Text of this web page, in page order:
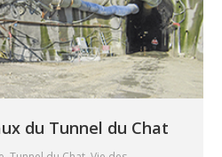
du Tunnel du Chat